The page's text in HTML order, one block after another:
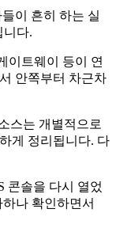
이 흔히 하는 실
니다.
이트웨이 등이 연
안쪽부터 차근차
스는 개별적으로
게 정리됩니다. 다
콘솔을 다시 열었
하나 확인하면서